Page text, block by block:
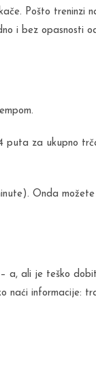
Pošto treninzi
i bez opasnosti
puta za ukupno
Onda
a, ali je teško
naći informacije: